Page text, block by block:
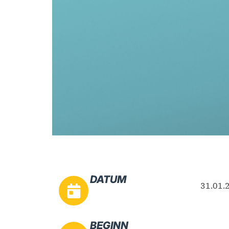
DATUM
BEGINN